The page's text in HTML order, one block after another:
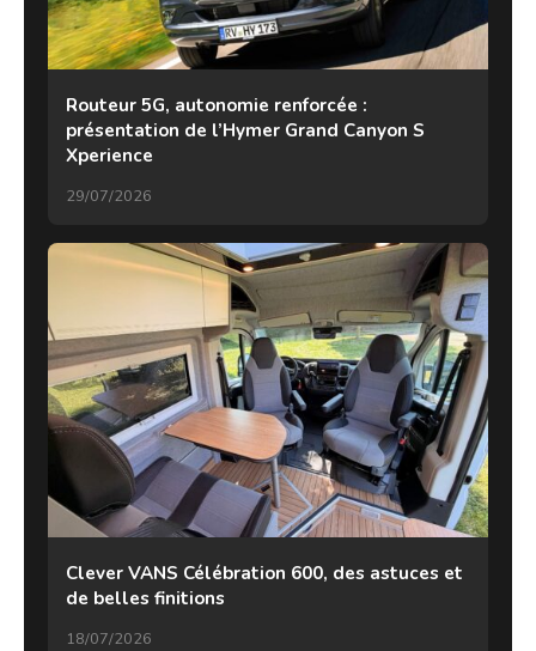
Routeur 5G, autonomie renforcée :
présentation de l’Hymer Grand Canyon S
Xperience
29/07/2026
Clever VANS Célébration 600, des astuces et
de belles finitions
18/07/2026